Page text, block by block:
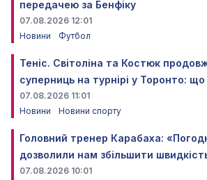
передачею за Бенфіку
07.08.2026 12:01
Новини
Футбол
Теніс. Світоліна та Костюк
суперниць на турнірі у Торонто: що
07.08.2026 11:01
Новини
Новини спорту
Головний тренер Карабаха:
дозволили нам збільшити
07.08.2026 10:01